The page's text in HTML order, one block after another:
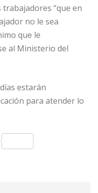
“que en
no le sea
que le
al Ministerio del
estarán
para atender lo
C